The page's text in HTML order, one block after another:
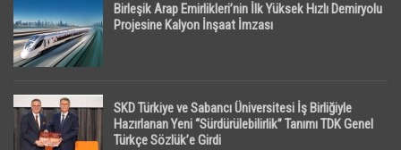
Birleşik Arap Emirlikleri’nin İlk Yüksek Hızlı Demiryolu
Projesine Kalyon İnşaat İmzası
SKD Türkiye ve Sabancı Üniversitesi İş Birliğiyle
Hazırlanan Yeni “Sürdürülebilirlik” Tanımı TDK Genel
Türkçe Sözlük’e Girdi